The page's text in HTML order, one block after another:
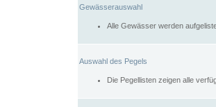
Gewässerauswahl
Alle Gewässer werden
Auswahl des Pegels
Die Pegellisten zeigen alle